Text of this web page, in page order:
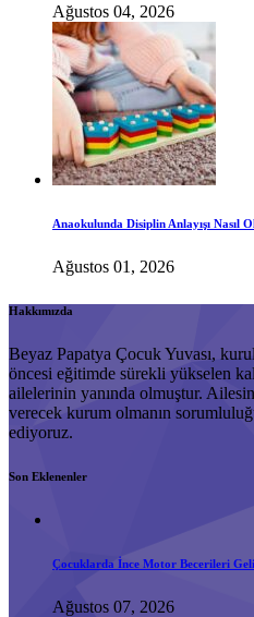
Ağustos 04, 2026
Anaokulunda Disiplin Anlayışı Nasıl
Ağustos 01, 2026
Hakkımızda
Beyaz Papatya Çocuk Yuvası,
öncesi eğitimde sürekli yükselen
ailelerinin yanında olmuştur.
verecek kurum olmanın
ediyoruz.
Son Eklenenler
Çocuklarda İnce Motor Becerileri
Ağustos 07, 2026